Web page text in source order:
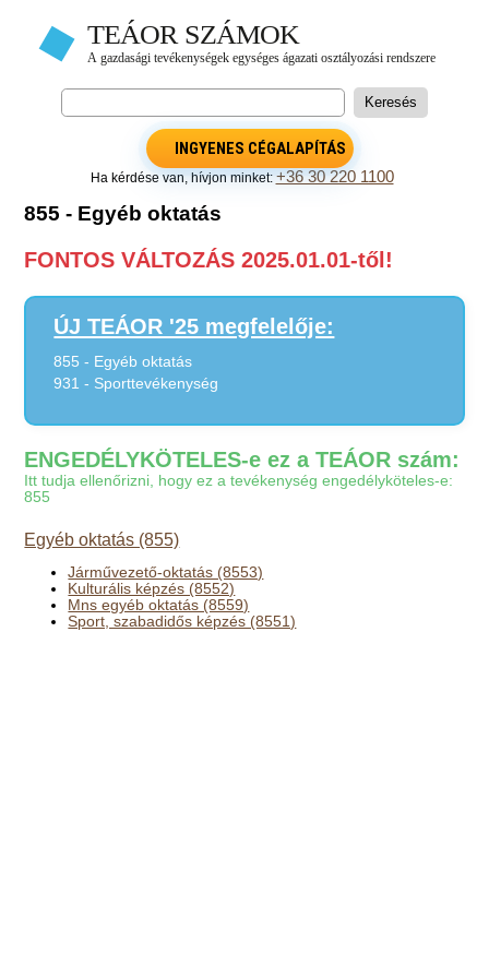
INGYENES CÉGALAPÍTÁS
Ha kérdése van, hívjon minket:+36 30 220 1100
855 - Egyéb oktatás
FONTOS VÁLTOZÁS 2025.01.01-től!
ÚJ TEÁOR '25 megfelelője:
855 - Egyéb oktatás
931 - Sporttevékenység
ENGEDÉLYKÖTELES-e ez a TEÁOR szám:
Itt tudja ellenőrizni, hogy ez a tevékenység engedélyköteles-e:
855
Egyéb oktatás (855)
Járművezető-oktatás (8553)
Kulturális képzés (8552)
Mns egyéb oktatás (8559)
Sport, szabadidős képzés (8551)